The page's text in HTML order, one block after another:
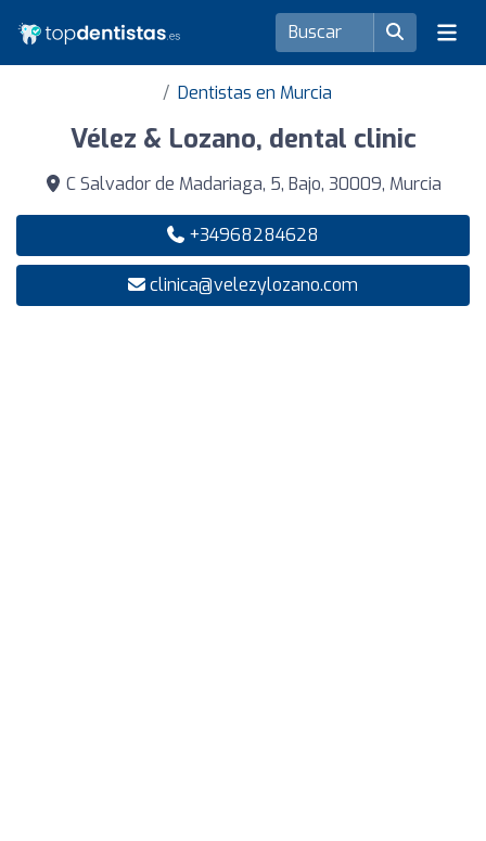
Dentistas en Murcia
Vélez & Lozano, dental clinic
C Salvador de Madariaga, 5, Bajo, 30009, Murcia
+34968284628
clinica@velezylozano.com